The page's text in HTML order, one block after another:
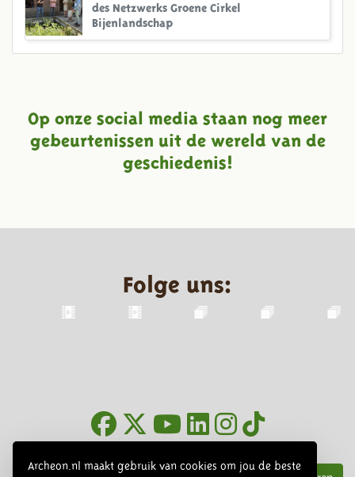
Archeon.nl maakt gebruik van cookies om jou de beste
des Netzwerks Groene Cirkel
Bijenlandschap
Op onze social media staan nog meer
gebeurtenissen uit de wereld van de
geschiedenis!
Folge uns: